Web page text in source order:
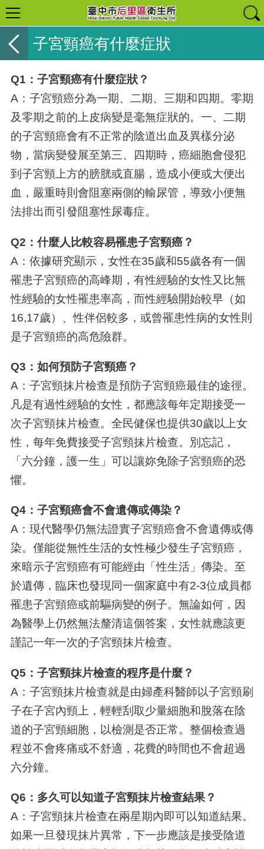
子宮頸癌有什麼症狀
Q1：子宮頸癌有什麼症狀？
A：子宮頸癌分為一期、二期、三期和四期。零期
及零期之前的上皮病變是毫無症狀的。一、二期
的子宮頸癌會有不正常的陰道出血及異樣分泌
物，當病變發展至第三、四期時，癌細胞會侵犯
到子宮頸上方的膀胱或直腸，造成小便或大便出
血，嚴重時則會阻塞兩側的輸尿管，導致小便無
法排出而引發阻塞性尿毒症。
Q2：什麼人比較容易罹患子宮頸癌？
A：依據研究顯示，女性在35歲和55歲各有一個
罹患子宮頸癌的高峰期，有性經驗的女性又比無
性經驗的女性罹患率高，而性經驗開始較早（如
16,17歲）、性伴侶較多，或曾罹患性病的女性則
是子宮頸癌的高危險群。
Q3：如何預防子宮頸癌？
A：子宮頸抹片檢查是預防子宮頸癌最佳的途徑。
凡是有過性經驗的女性，都應該每年定期接受一
次子宮頸抹片檢查。全民健保也提供30歲以上女
性，每年免費接受子宮頸抹片檢查。別忘記，
「六分鐘，護一生」可以讓妳免除子宮頸癌的恐
懼。
Q4：子宮頸癌會不會遺傳或傳染？
A：現代醫學仍無法證實子宮頸癌會不會遺傳或傳
染。僅能從無性生活的女性極少發生子宮頸癌，
來暗示子宮頸癌有可能經由「性生活」傳染。至
於遺傳，臨床也發現同一個家庭中有2-3位成員都
罹患子宮頸癌或前驅病變的例子。無論如何，因
為醫學上仍然無法釐清這個答案，女性就應該更
謹記一年一次的子宮頸抹片檢查。
Q5：子宮頸抹片檢查的程序是什麼？
A：子宮頸抹片檢查就是由婦產科醫師以子宮頸刷
子在子宮內頸上，輕輕刮取少量細胞和脫落在陰
道的子宮頸細胞，以檢測是否正常。整個檢查過
程並不會疼痛或不舒適，花費的時間也不會超過
六分鐘。
Q6：多久可以知道子宮頸抹片檢查結果？
A：子宮頸抹片檢查在兩星期內即可以知道結果。
如果一旦發現抹片異常，下一步應該是接受陰道